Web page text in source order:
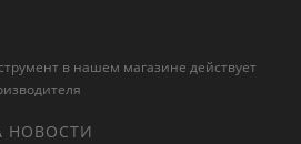
в нашем магазине действует
НОВОСТИ